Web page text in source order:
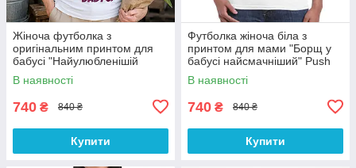
Жіноча футболка з
оригінальним принтом для
бабусі "Найулюбленішій
бабусі" Білий Push IT
В наявності
740 ₴ 840 ₴
Купити
Футболка жіноча біла з
принтом для мами "Борщ у
бабусі найсмачніший" Push
IT
В наявності
740 ₴ 840 ₴
Купити